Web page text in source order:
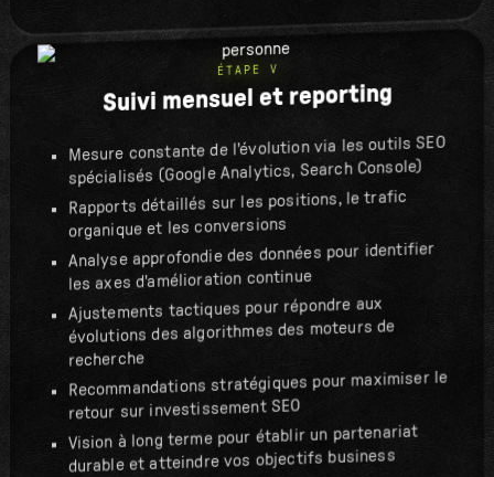
ÉTAPE V
Suivi mensuel et reporting
Mesure constante de l'évolution via les outils SEO
spécialisés (Google Analytics, Search Console)
Rapports détaillés sur les positions, le trafic
organique et les conversions
Analyse approfondie des données pour identifier
les axes d'amélioration continue
Ajustements tactiques pour répondre aux
évolutions des algorithmes des moteurs de
recherche
Recommandations stratégiques pour maximiser le
retour sur investissement SEO
Vision à long terme pour établir un partenariat
durable et atteindre vos objectifs business